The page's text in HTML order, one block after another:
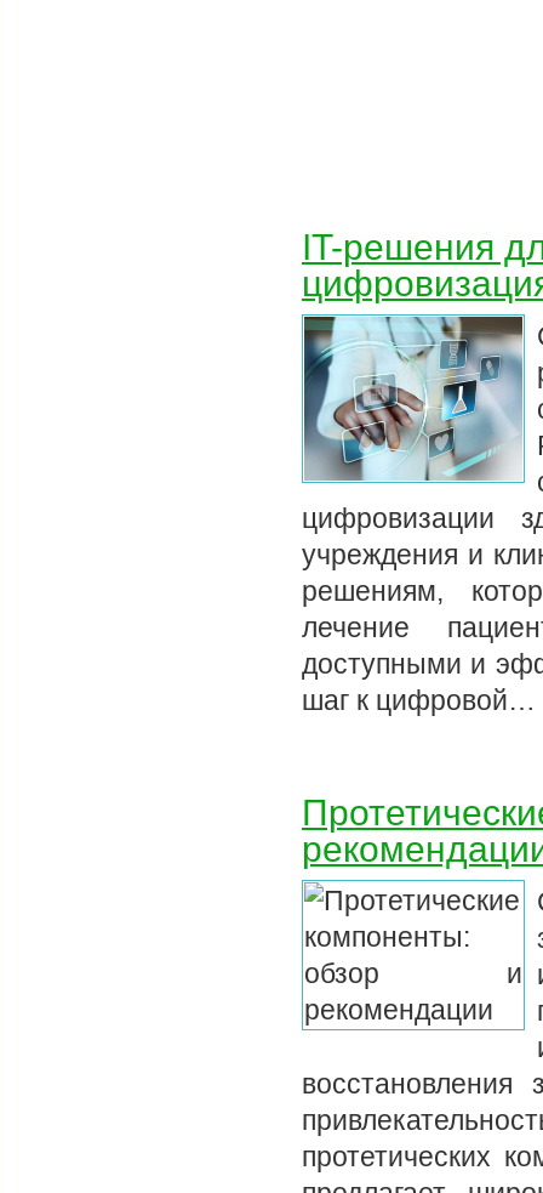
IT-решения
цифровизации
учреждения и
решениям,
лечение
доступными и
шаг к цифровой…
восстановления
протетических